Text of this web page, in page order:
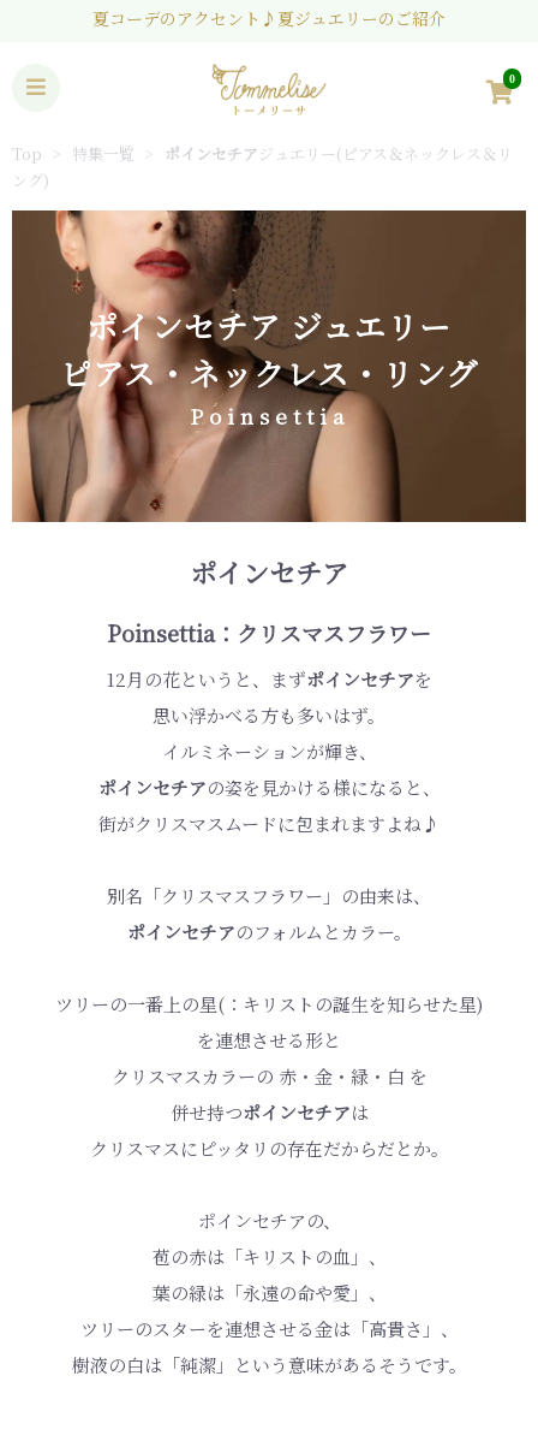
夏コーデのアクセント♪夏ジュエリーのご紹介
0
Top 特集一覧 ポインセチア ジュエリー(ピアス＆ネックレス＆リ
ング)
ポインセチア ジュエリー
ピアス・ネックレス・リング
Poinsettia
ポインセチア
Poinsettia：クリスマスフラワー
12月の花というと、まずポインセチアを
思い浮かべる方も多いはず。
イルミネーションが輝き、
ポインセチアの姿を見かける様になると、
街がクリスマスムードに包まれますよね♪
別名「クリスマスフラワー」の由来は、
ポインセチアのフォルムとカラー。
ツリーの一番上の星(：キリストの誕生を知らせた星)
を連想させる形と
クリスマスカラーの 赤・金・緑・白 を
併せ持つポインセチアは
クリスマスにピッタリの存在だからだとか。
ポインセチアの、
苞の赤は「キリストの血」、
葉の緑は「永遠の命や愛」、
ツリーのスターを連想させる金は「高貴さ」、
樹液の白は「純潔」という意味があるそうです。